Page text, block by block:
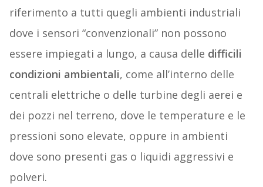
riferimento a tutti quegli ambienti industriali
dove i sensori “convenzionali” non possono
essere impiegati a lungo, a causa delle difficili
condizioni ambientali, come all’interno delle
centrali elettriche o delle turbine degli aerei e
dei pozzi nel terreno, dove le temperature e le
pressioni sono elevate, oppure in ambienti
dove sono presenti gas o liquidi aggressivi e
polveri.